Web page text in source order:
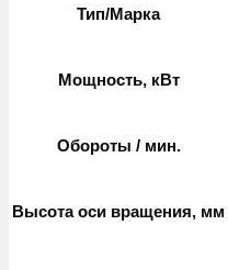
Тип/Марка
Мощность, кВт
Обороты / мин.
Высота оси вращения, мм